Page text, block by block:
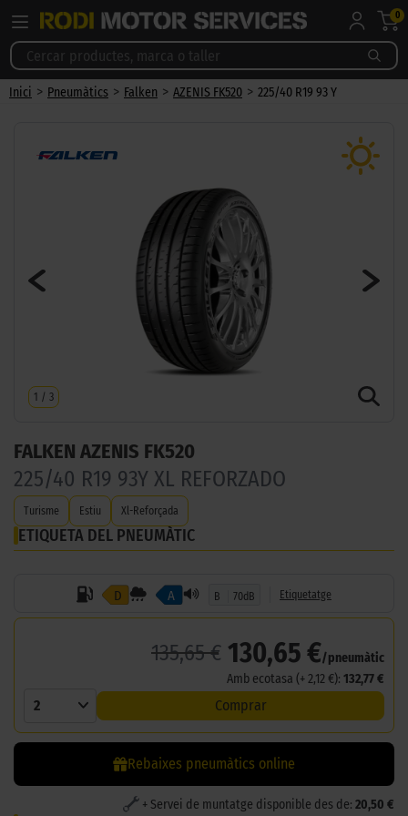
0
Inici > Pneumàtics > Falken > AZENIS FK520 > 225/40 R19 93 Y
1 / 3
FALKEN AZENIS FK520
225/40 R19 93Y XL REFORZADO
Turisme Estiu Xl-Reforçada
ETIQUETA DEL PNEUMÀTIC
D A B 70dB Etiquetatge
135,65 € 130,65 €/pneumàtic
Amb ecotasa (+ 2,12 €): 132,77 €
2 Comprar
Rebaixes pneumàtics online
+ Servei de muntatge disponible des de: 20,50 €